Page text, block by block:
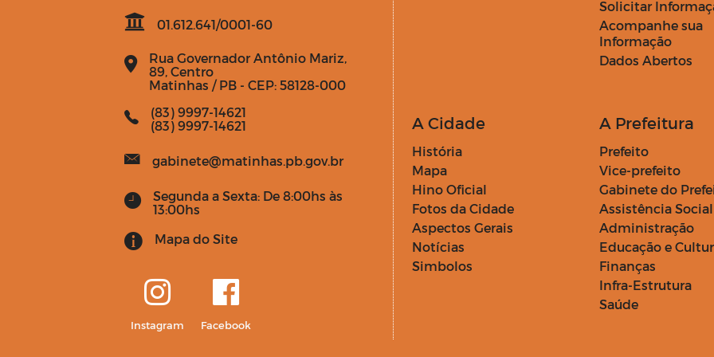
01.612.641/0001-60
Rua Governador Antônio Mariz,
89, Centro
Matinhas / PB - CEP: 58128-000
(83) 9997-14621
(83) 9997-14621
gabinete@matinhas.pb.gov.br
Segunda a Sexta: De 8:00hs às
13:00hs
Mapa do Site
Instagram Facebook
Solicitar
Acompanhe sua
Informação
Dados Abertos
A Cidade
História
Mapa
Hino Oficial
Fotos da Cidade
Aspectos Gerais
Notícias
Simbolos
A Prefeitura
Prefeito
Vice-prefeito
Gabinete do
Assistência Social
Administração
Educação e
Finanças
Infra-Estrutura
Saúde